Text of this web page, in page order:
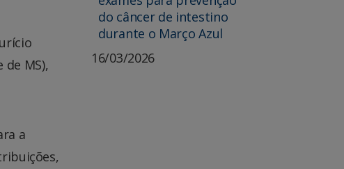
MS),
a
do câncer de intestino
durante o Março Azul
16/03/2026